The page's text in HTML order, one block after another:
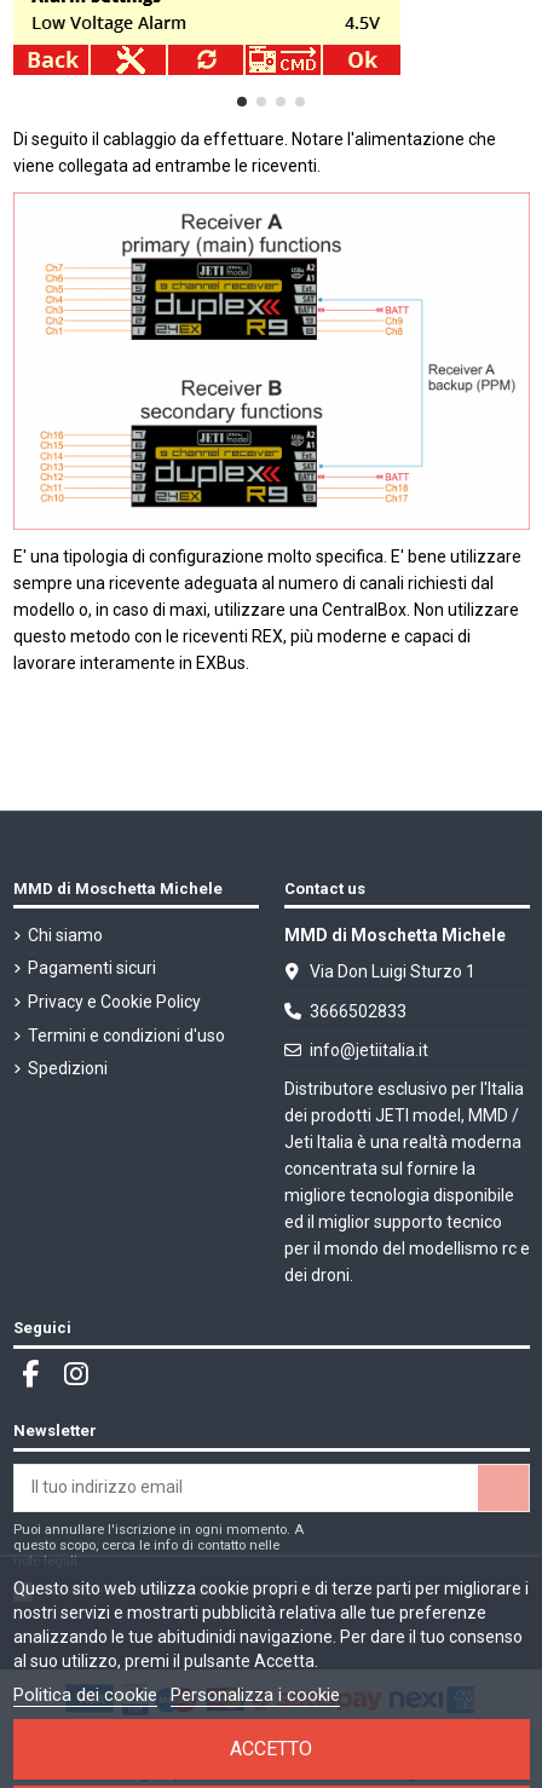
Di seguito il cablaggio da effettuare. Notare l'alimentazione che
viene collegata ad entrambe le riceventi.
E' una tipologia di configurazione molto specifica. E' bene utilizzare
sempre una ricevente adeguata al numero di canali richiesti dal
modello o, in caso di maxi, utilizzare una CentralBox. Non utilizzare
questo metodo con le riceventi REX, più moderne e capaci di
lavorare interamente in EXBus.
MMD di Moschetta Michele
Chi siamo
Pagamenti sicuri
Privacy e Cookie Policy
Termini e condizioni d'uso
Spedizioni
Contact us
MMD di Moschetta Michele
Via Don Luigi Sturzo 1
3666502833
info@jetiitalia.it
Distributore esclusivo per l'Italia
dei prodotti JETI model, MMD /
Jeti Italia è una realtà moderna
concentrata sul fornire la
migliore tecnologia disponibile
ed il miglior supporto tecnico
per il mondo del modellismo rc e
dei droni.
Questo sito web utilizza cookie propri e di terze parti per migliorare i
nostri servizi e mostrarti pubblicità relativa alle tue preferenze
analizzando le tue abitudinidi navigazione. Per dare il tuo consenso
al suo utilizzo, premi il pulsante Accetta.
Politica dei cookie Personalizza i cookie
ACCETTO
Seguici
Newsletter
Puoi annullare l'iscrizione in ogni momento. A
questo scopo, cerca le info di contatto nelle
note legali.
Ho letto e accetto laprivacy e cookie policy
MMD di Moschetta Michele | Sede legale: Via Don Luigi Sturzo, 1